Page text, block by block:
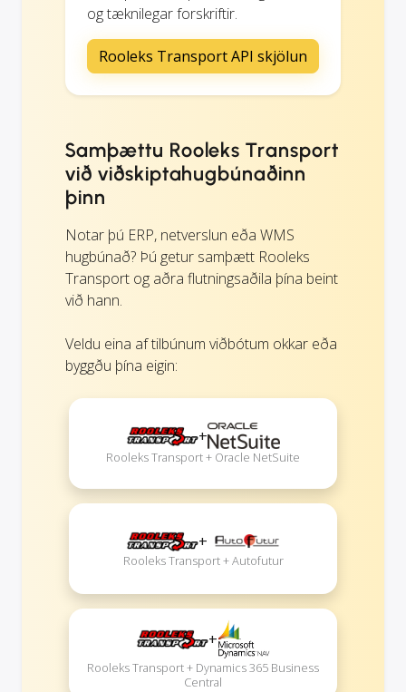
og tæknilegar forskriftir.
Rooleks Transport API skjölun
Samþættu Rooleks Transport
við viðskiptahugbúnaðinn
þinn
Notar þú ERP, netverslun eða WMS
hugbúnað? Þú getur samþætt Rooleks
Transport og aðra flutningsaðila þína beint
við hann.
Veldu eina af tilbúnum viðbótum okkar eða
byggðu þína eigin:
+
Rooleks Transport + Oracle NetSuite
+
Rooleks Transport + Autofutur
+
Rooleks Transport + Dynamics 365 Business
Central